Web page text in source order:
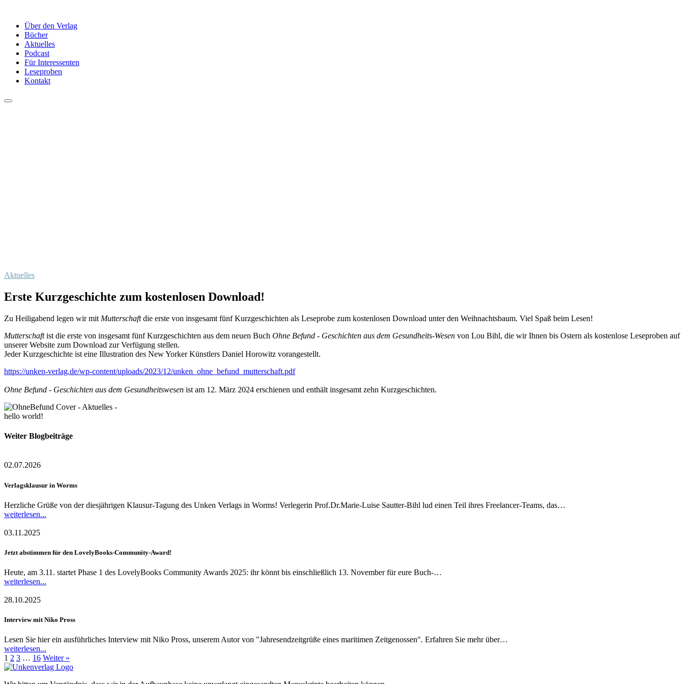
Über den Verlag
Bücher
Aktuelles
Podcast
Für Interessenten
Leseproben
Kontakt
Aktuelles
Erste Kurzgeschichte zum kostenlosen Download!
Zu Heiligabend legen wir mit Mutterschaftdie erste von insgesamt fünf Kurzgeschichten als Leseprobe zum kostenlosen Download unter den Weihnachtsbaum. Viel Spaß beim Lesen!
Mutterschaftist die erste von insgesamt fünf Kurzgeschichten aus dem neuen Buch Ohne Befund - Geschichten aus dem Gesundheits-Wesen von Lou Bihl, die wir Ihnen bis Ostern als kostenlose Leseproben auf
unserer Website zum Download zur Verfügung stellen.
Jeder Kurzgeschichte ist eine Illustration des New Yorker Künstlers Daniel Horowitz vorangestellt.
https://unken-verlag.de/wp-content/uploads/2023/12/unken_ohne_befund_mutterschaft.pdf
Ohne Befund - Geschichten aus dem Gesundheitswesen ist am 12. März 2024 erschienen und enthält insgesamt zehn Kurzgeschichten.
hello world!
Weiter Blogbeiträge
02.07.2026
Verlagsklausur in Worms
Herzliche Grüße von der diesjährigen Klausur-Tagung des Unken Verlags in Worms! Verlegerin Prof.Dr.Marie-Luise Sautter-Bihl lud einen Teil ihres Freelancer-Teams, das…
weiterlesen...
03.11.2025
Jetzt abstimmen für den LovelyBooks-Community-Award!
Heute, am 3.11. startet Phase 1 des LovelyBooks Community Awards 2025: ihr könnt bis einschließlich 13. November für eure Buch-…
weiterlesen...
28.10.2025
Interview mit Niko Pross
Lesen Sie hier ein ausführliches Interview mit Niko Pross, unserem Autor von "Jahresendzeitgrüße eines maritimen Zeitgenossen". Erfahren Sie mehr über…
weiterlesen...
1 2 3 … 16 Weiter »